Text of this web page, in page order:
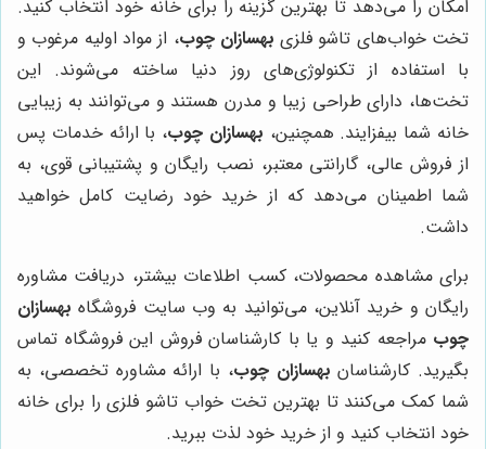
امکان را می‌دهد تا بهترین گزینه را برای خانه خود انتخاب کنید.
تخت خواب‌های تاشو فلزی بهسازان چوب، از مواد اولیه مرغوب و
با استفاده از تکنولوژی‌های روز دنیا ساخته می‌شوند. این
تخت‌ها، دارای طراحی زیبا و مدرن هستند و می‌توانند به زیبایی
خانه شما بیفزایند. همچنین، بهسازان چوب، با ارائه خدمات پس
از فروش عالی، گارانتی معتبر، نصب رایگان و پشتیبانی قوی، به
شما اطمینان می‌دهد که از خرید خود رضایت کامل خواهید
داشت.
برای مشاهده محصولات، کسب اطلاعات بیشتر، دریافت مشاوره
رایگان و خرید آنلاین، می‌توانید به وب سایت فروشگاه بهسازان
چوب مراجعه کنید و یا با کارشناسان فروش این فروشگاه تماس
بگیرید. کارشناسان بهسازان چوب، با ارائه مشاوره تخصصی، به
شما کمک می‌کنند تا بهترین تخت خواب تاشو فلزی را برای خانه
خود انتخاب کنید و از خرید خود لذت ببرید.